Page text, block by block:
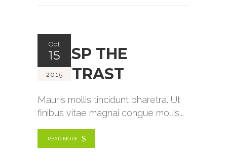
Oct
15
2015
GRASP THE
CONTRAST
Mauris mollis tincidunt pharetra. Ut
finibus vitae magnai congue mollis
READ MORE